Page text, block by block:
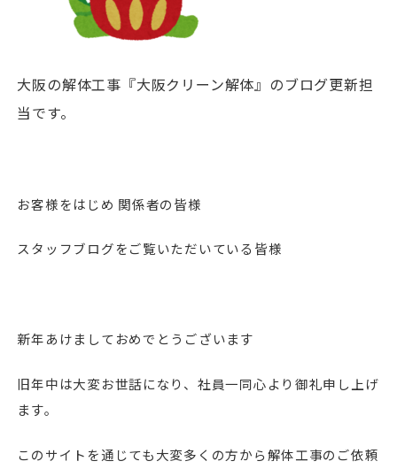
大阪の解体工事『大阪クリーン解体』のブログ更新担
当です。
お客様をはじめ 関係者の皆様
スタッフブログをご覧いただいている皆様
新年あけましておめでとうございます
旧年中は大変お世話になり、社員一同心より御礼申し上げ
ます。
このサイトを通じても大変多くの方から解体工事のご依頼